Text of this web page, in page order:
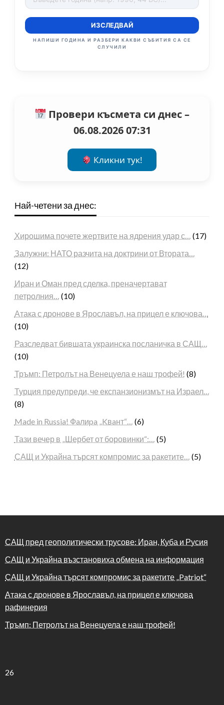
ИЗСЛЕДВАЙ
НАПИШИ ГОДИНА И РАЗБЕРИ КАКВИ СЪБИТИЯ СА СЕ
СЛУЧИЛИ
Провери късмета си днес –
06.08.2026 07:31
Кликни тук!
Най-четени за днес:
Хирошима почете жертвите на ядрения удар с… (17)
Залужни: НАТО разчита на доктрини от Втората…
(12)
Иран и Оман пред сделка, преначертават
петролния… (10)
Атака с дронове в Ярославъл, на прицел е ключова…
(10)
Разследват бившата украинска посланичка в САЩ…
(10)
Тръмп: Петролът на Венецуела е наш трофей! (8)
Турция предупреди, че експанзионизмът на Израел…
(8)
Made in Russia! Фaлиpa „Kвaнт“… (6)
Тази вечер в „Шербет от боровинки“:… (5)
САЩ и Украйна търсят компромис за ракетите… (5)
САЩ пред геополитически трусове: Иран, Куба и Русия
САЩ и Украйна възстановиха обмена на информация
САЩ и Украйна търсят компромис за ракетите „Patriot“
Атака с дронове в Ярославъл, на прицел е ключова
рафинерия
Тръмп: Петролът на Венецуела е наш трофей!
26